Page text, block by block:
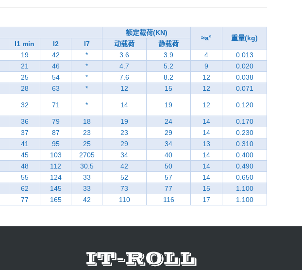
额定载荷(KN)
≈a° 重量(kg)
I1 min I2 I7 动载荷
静载荷
19 42 * 3.6 3.9 4
0.013
21 46 * 4.7 5.2 9
0.020
25 54 * 7.6 8.2 12
0.038
28 63 * 12 15 12 0.071
32 71 * 14 19 12 0.120
36 79 18 19 24 14
0.170
37 87 23 23 29 14
0.230
41 95 25 29 34 13
0.310
45 103 2705 34 40 14
0.400
48 112 30.5 42 50 14
0.490
55 124 33 52 57 14
0.650
62 145 33 73 77 15
1.100
77 165 42 110 116 17 1.100